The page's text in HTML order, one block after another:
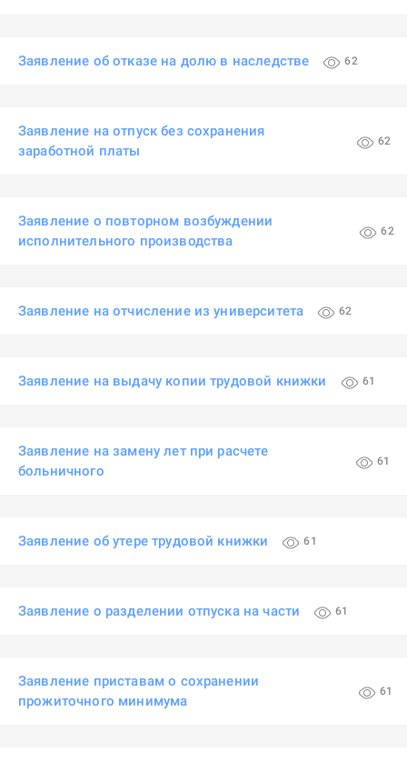
Заявление об отказе на долю в наследстве 62
Заявление на отпуск без сохранения
заработной платы
62
Заявление о повторном возбуждении
исполнительного производства
62
Заявление на отчисление из университета 62
Заявление на выдачу копии трудовой книжки 61
Заявление на замену лет при расчете
больничного
61
Заявление об утере трудовой книжки 61
Заявление о разделении отпуска на части 61
Заявление приставам о сохранении
прожиточного минимума
61